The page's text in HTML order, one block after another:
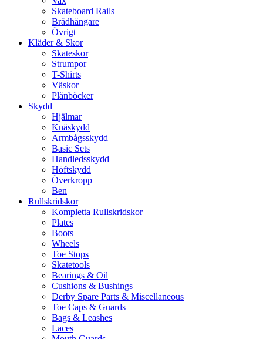
Skateboard Rails
Brädhängare
Övrigt
Kläder & Skor
Skateskor
Strumpor
T-Shirts
Väskor
Plånböcker
Skydd
Hjälmar
Knäskydd
Armbågsskydd
Basic Sets
Handledsskydd
Höftskydd
Överkropp
Ben
Rullskridskor
Kompletta Rullskridskor
Plates
Boots
Wheels
Toe Stops
Skatetools
Bearings & Oil
Cushions & Bushings
Derby Spare Parts & Miscellaneous
Toe Caps & Guards
Bags & Leashes
Laces